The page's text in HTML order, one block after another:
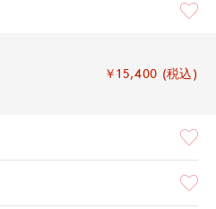
￥15,400 (税込)